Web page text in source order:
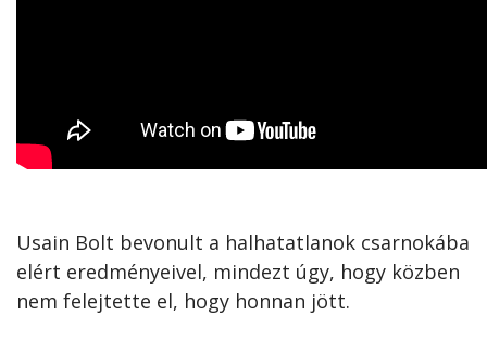
Usain Bolt bevonult a halhatatlanok csarnokába
elért eredményeivel, mindezt úgy, hogy közben
nem felejtette el, hogy honnan jött.